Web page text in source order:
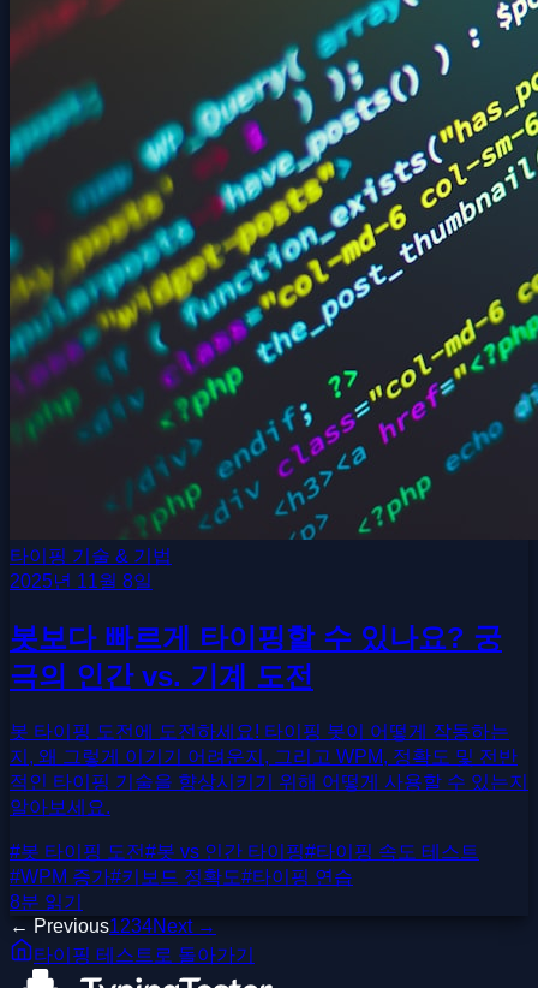
타이핑 기술 & 기법
2025년 11월 8일
봇보다 빠르게 타이핑할 수 있나요? 궁
극의 인간 vs. 기계 도전
봇 타이핑 도전에 도전하세요! 타이핑 봇이 어떻게 작동하는
지, 왜 그렇게 이기기 어려운지, 그리고 WPM, 정확도 및 전반
적인 타이핑 기술을 향상시키기 위해 어떻게 사용할 수 있는지
알아보세요.
#봇 타이핑 도전#봇 vs 인간 타이핑#타이핑 속도 테스트
#WPM 증가#키보드 정확도#타이핑 연습
8분 읽기
← Previous1234Next →
타이핑 테스트로 돌아가기